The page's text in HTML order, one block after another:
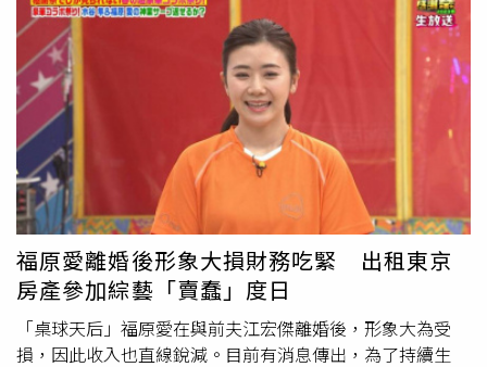
力，尤其在大選年，「多徵稅」會得罪選民，沒有人敢提
出。民眾選購電器時可參考上面的「能源效率標示」，購買
高能效的冷氣、冰箱就可獲得補助。（圖／黃威彬攝）鍾佳
濱說，在野黨只要喊出減稅，民眾一定很開心，然而少了一
項稅收，要拿什麼收入來填補，他身為執政黨立委，有義務
說明廢除了貨物稅之後，要怎麼填補稅損，來維持稅收支應
建設，財源要講清楚。根據財政部的公開資料，2022年貨
物稅稅收為1535億元，佔稅收的4.7%，是次於營利事業所
得稅、綜合所得稅、營業稅與證券交易稅的第五大稅收來
源，比關稅收入還多了100多億。「貨物稅對電器的豁免政
策，還是會延續下去。」鍾佳濱坦承，在無法討論出新的稅
目來彌補「奢移稅」的稅損下，貨物稅就一直存在，大家也
只好假裝沒看到、縱容它，但另一方面，貨物稅也成為推動
節能的籌碼，「這麼好的籌碼放在政府手上，也不可能輕易
福原愛離婚後形象大損財務吃緊 出租東京
房產參加綜藝「賣蠢」度日
「桌球天后」福原愛在與前夫江宏傑離婚後，形象大為受
損，因此收入也直線銳減。目前有消息傳出，為了持續生